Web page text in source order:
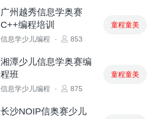
广州越秀信息学奥赛
C++编程培训
信息学少儿编程 · 853
童程童美
湘潭少儿信息学奥赛编
程班
信息学少儿编程 · 875
童程童美
长沙NOIP信奥赛少儿